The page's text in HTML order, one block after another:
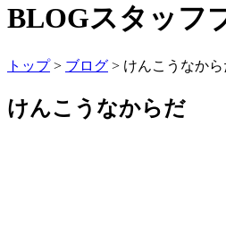
BLOGスタッフ
トップ> ブログ > けんこうなから
けんこうなからだ